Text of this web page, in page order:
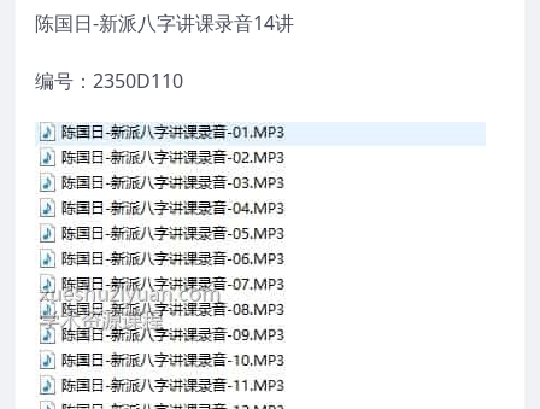
陈国日-新派八字讲课录音14讲
编号：2350D110